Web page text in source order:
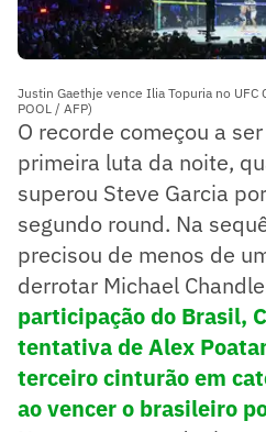
Justin Gaethje vence Ilia Topuria no UFC
POOL / AFP)
O recorde começou a
primeira luta da noite,
superou Steve Garcia
segundo round. Na
precisou de menos de
derrotar Michael
participação do Brasil,
tentativa de Alex
terceiro cinturão em
ao vencer o brasileiro